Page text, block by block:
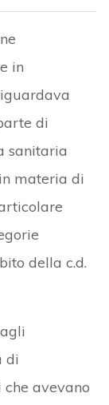
in
di
sanitaria
materia di
della c.d.
di
avevano